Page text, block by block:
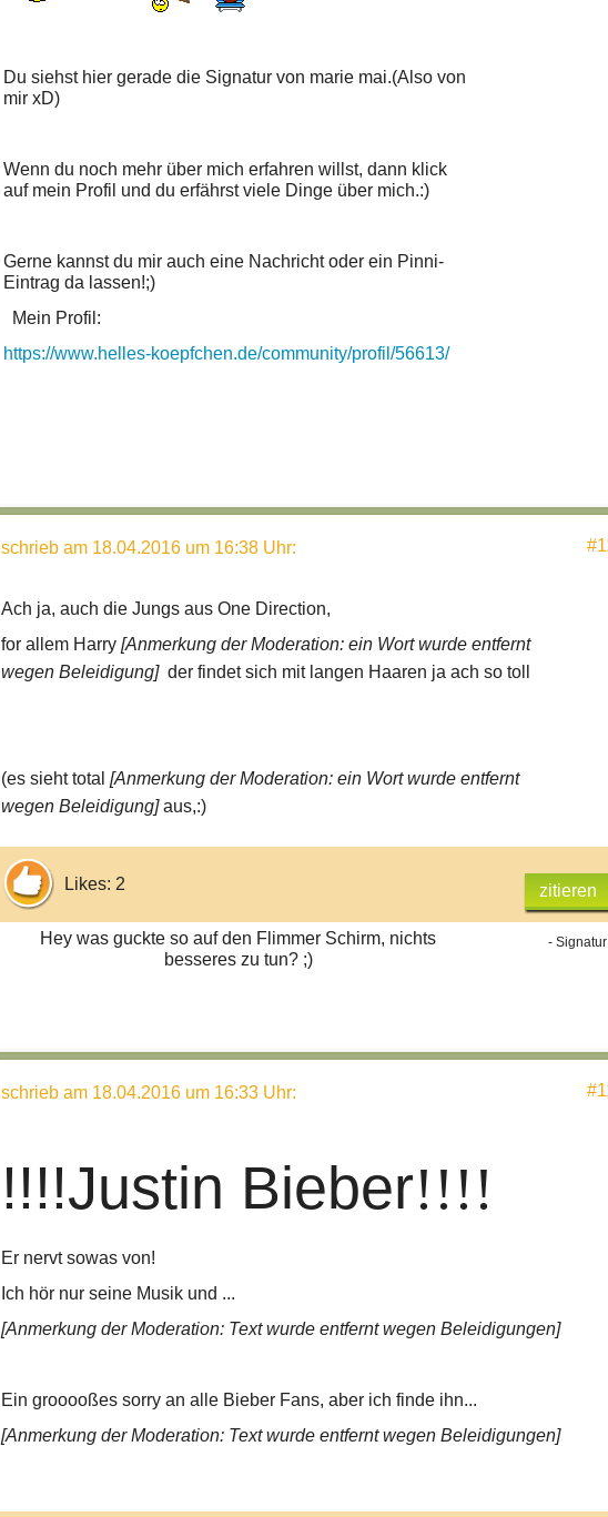
Du siehst hier gerade die Signatur von marie mai.(Also von
mir xD)
Wenn du noch mehr über mich erfahren willst, dann klick
auf mein Profil und du erfährst viele Dinge über mich.:)
Gerne kannst du mir auch eine Nachricht oder ein Pinni-
Eintrag da lassen!;)
Mein Profil:
https://www.helles-koepfchen.de/community/profil/56613/
schrieb am 18.04.2016 um 16:38 Uhr:
Ach ja, auch die Jungs aus One Direction,
for allem Harry [Anmerkung der Moderation: ein Wort wurde entfernt
wegen Beleidigung] der findet sich mit langen Haaren ja ach so toll
(es sieht total [Anmerkung der Moderation: ein Wort wurde entfernt
wegen Beleidigung]aus,:)
Likes: 2 zitieren
-
Hey was guckte so auf den Flimmer Schirm, nichts
besseres zu tun? ;)
schrieb am 18.04.2016 um 16:33 Uhr:
!!!!Justin Bieber!!!!
Er nervt sowas von!
Ich hör nur seine Musik und ...
[Anmerkung der Moderation: Text wurde entfernt wegen Beleidigungen]
Ein grooooßes sorry an alle Bieber Fans, aber ich finde ihn...
[Anmerkung der Moderation: Text wurde entfernt wegen Beleidigungen]